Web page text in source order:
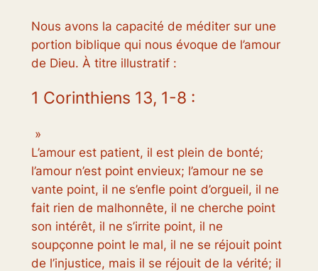
Nous avons la capacité de méditer sur une
portion biblique qui nous évoque de l’amour
de Dieu. À titre illustratif :
1 Corinthiens 13, 1-8 :
»
L’amour est patient, il est plein de bonté;
l’amour n’est point envieux; l’amour ne se
vante point, il ne s’enfle point d’orgueil, il ne
fait rien de malhonnête, il ne cherche point
son intérêt, il ne s’irrite point, il ne
soupçonne point le mal, il ne se réjouit point
de l’injustice, mais il se réjouit de la vérité; il